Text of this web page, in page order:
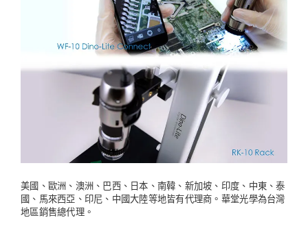
美國、歐洲、澳洲、巴西、日本、南韓、新加坡、印度、中東、泰
國、馬來西亞、印尼、中國大陸等地皆有代理商。華堂光學為台灣
地區銷售總代理。